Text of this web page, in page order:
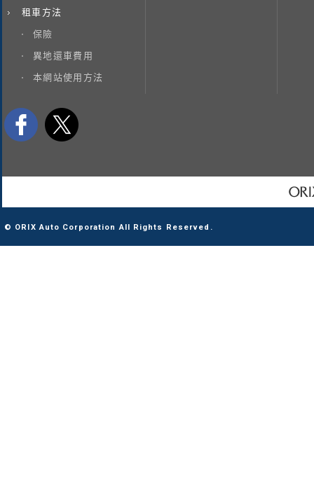
租車方法
保險
異地還車費用
本網站使用方法
© ORIX Auto Corporation All Rights Reserved.